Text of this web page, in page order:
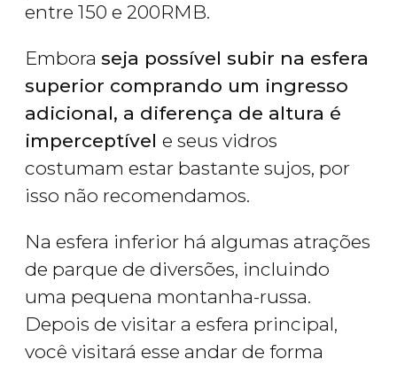
entre 150 e 200RMB.
Embora seja possível subir na esfera
superior comprando um ingresso
adicional, a diferença de altura é
imperceptível e seus vidros
costumam estar bastante sujos, por
isso não recomendamos.
Na esfera inferior há algumas atrações
de parque de diversões, incluindo
uma pequena montanha-russa.
Depois de visitar a esfera principal,
você visitará esse andar de forma